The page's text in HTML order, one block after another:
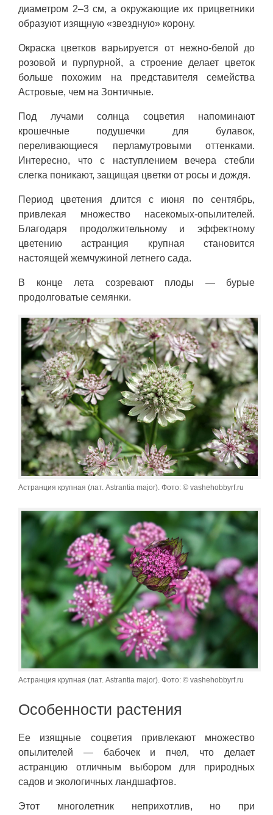
диаметром 2–3 см, а окружающие их прицветники
образуют изящную «звездную» корону.
Окраска цветков варьируется от нежно-белой до
розовой и пурпурной, а строение делает цветок
больше похожим на представителя семейства
Астровые, чем на Зонтичные.
Под лучами солнца соцветия напоминают
крошечные подушечки для булавок,
переливающиеся перламутровыми оттенками.
Интересно, что с наступлением вечера стебли
слегка поникают, защищая цветки от росы и дождя.
Период цветения длится с июня по сентябрь,
привлекая множество насекомых-опылителей.
Благодаря продолжительному и эффектному
цветению астранция крупная становится
настоящей жемчужиной летнего сада.
В конце лета созревают плоды — бурые
продолговатые семянки.
Астранция крупная (лат. Astrantia major). Фото: © vashehobbyrf.ru
Астранция крупная (лат. Astrantia major). Фото: © vashehobbyrf.ru
Особенности растения
Ее изящные соцветия привлекают множество
опылителей — бабочек и пчел, что делает
астранцию отличным выбором для природных
садов и экологичных ландшафтов.
Этот многолетник неприхотлив, но при